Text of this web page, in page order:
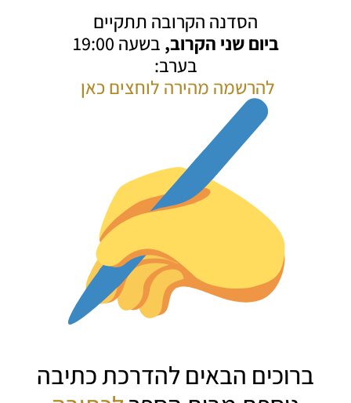
הסדנה הקרובה תתקיים
ביום שני הקרוב,
בשעה 19:00
בערב:
להרשמה מהירה לוחצים כאן
ברוכים הבאים להדרכת כתיבה